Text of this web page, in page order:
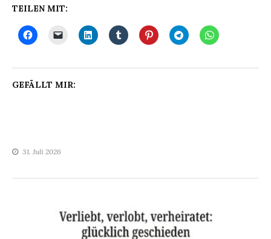
TEILEN MIT:
GEFÄLLT MIR:
31. Juli 2026